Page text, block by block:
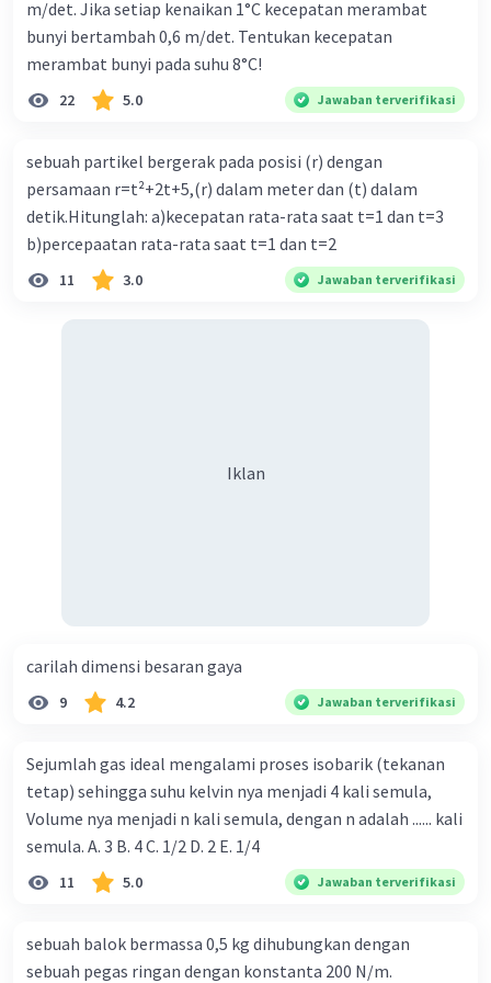
Fg = 350 kg * 9.8 m/s^2
= 3430 kg m/s^2
Komponen vertikal gaya sentripetal (Fc) adalah Fc *
cos(θ), di mana θ adalah sudut antara gaya sentripetal
Jadi, gaya normal (Fn) pada sepeda motor adalah:
Fn = Fg - Fc * cos(θ)
= 3430 kg m/s^2 - 252 kg m/s^2 * 0
= 3430 kg m/s^2
m/det. Jika setiap kenaikan 1°C kecepatan merambat
bunyi bertambah 0,6 m/det. Tentukan kecepatan
merambat bunyi pada suhu 8°C!
22 5.0 Jawaban terverifikasi
sebuah partikel bergerak pada posisi (r) dengan
persamaan r=t²+2t+5,(r) dalam meter dan (t) dalam
detik.Hitunglah: a)kecepatan rata-rata saat t=1 dan t=3
b)percepaatan rata-rata saat t=1 dan t=2
11 3.0 Jawaban terverifikasi
Iklan
carilah dimensi besaran gaya
9 4.2 Jawaban terverifikasi
Sejumlah gas ideal mengalami proses isobarik (tekanan
tetap) sehingga suhu kelvin nya menjadi 4 kali semula,
Volume nya menjadi n kali semula, dengan n adalah ...... kali
semula. A. 3 B. 4 C. 1/2 D. 2 E. 1/4
11 5.0 Jawaban terverifikasi
sebuah balok bermassa 0,5 kg dihubungkan dengan
sebuah pegas ringan dengan konstanta 200 N/m.